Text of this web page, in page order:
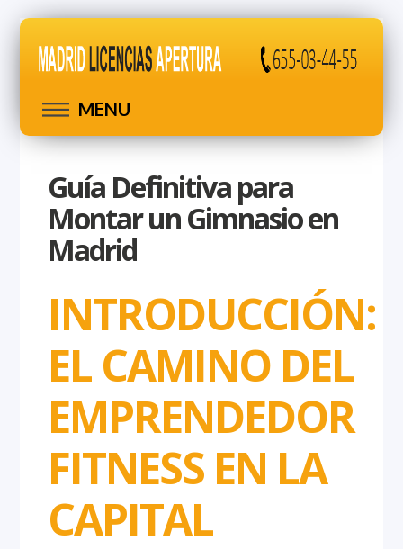
MENU
Guía Definitiva para
Montar un Gimnasio en
Madrid
INTRODUCCIÓN:
EL CAMINO DEL
EMPRENDEDOR
FITNESS EN LA
CAPITAL